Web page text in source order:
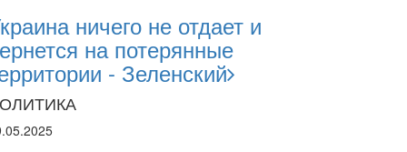
Abasov: How Ukrainian Businesses
and Hedge Risks During War
ничего не отдает и
на потерянные
- Зеленский